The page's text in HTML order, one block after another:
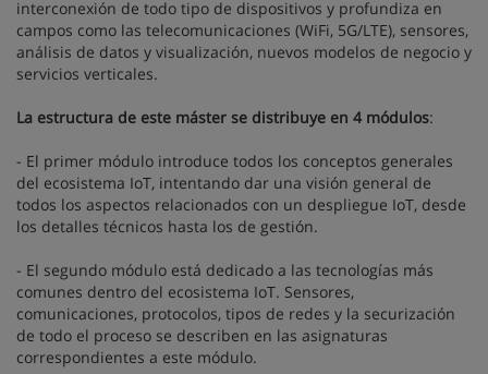
interconexión de todo tipo de dispositivos y profundiza en
campos como las telecomunicaciones (WiFi, 5G/LTE), sensores,
análisis de datos y visualización, nuevos modelos de negocio y
servicios verticales.
La estructura de este máster se distribuye en 4 módulos:
- El primer módulo introduce todos los conceptos generales
del ecosistema IoT, intentando dar una visión general de
todos los aspectos relacionados con un despliegue IoT, desde
los detalles técnicos hasta los de gestión.
- El segundo módulo está dedicado a las tecnologías más
comunes dentro del ecosistema IoT. Sensores,
comunicaciones, protocolos, tipos de redes y la securización
de todo el proceso se describen en las asignaturas
correspondientes a este módulo.